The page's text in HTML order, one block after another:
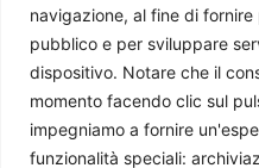
navigazione, al fine di
pubblico e per sviluppare
dispositivo. Notare che il
momento facendo clic sul
impegniamo a fornire
funzionalità speciali:
Ti piace